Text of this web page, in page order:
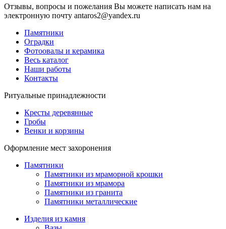
Отзывы, вопросы и пожелания Вы можете написать нам на
электронную почту antaros2@yandex.ru
Памятники
Оградки
Фотоовалы и керамика
Весь каталог
Наши работы
Контакты
Ритуальные принадлежности
Кресты деревянные
Гробы
Венки и корзины
Оформление мест захоронения
Памятники
Памятники из мраморной крошки
Памятники из мрамора
Памятники из гранита
Памятники металлические
Изделия из камня